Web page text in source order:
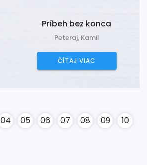
Príbeh bez konca
Peteraj, Kamil
04 05 06 07 08 09 10